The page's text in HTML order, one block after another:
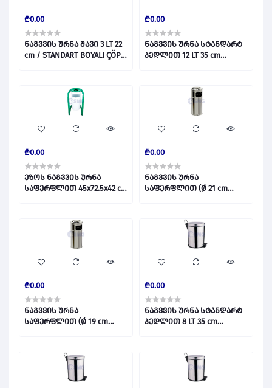
₾0.00
ნაგვვის ურნა შავი 3 LT 22
cm / STANDART BOYALI ÇÖP
₾0.00
ნაგვვის ურნა სტანდარტ
პედლით 12 LT 35 cm
₾0.00
ეზოს ნაგვვის ურნა
საფერფლით 45x72.5x42 cm
₾0.00
ნაგვვის ურნა
საფერფლით (Ø 21 cm
₾0.00
ნაგვვის ურნა
საფერფლით (Ø 19 cm
₾0.00
ნაგვვის ურნა სტანდარტ
პედლით 8 LT 35 cm